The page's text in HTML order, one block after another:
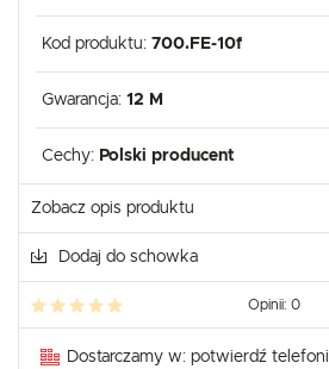
Kod produktu: 700.FE-10f
Gwarancja: 12 M
Cechy: Polski producent
Zobacz opis produktu
Dodaj do schowka
Opinii: 0
Dostarczamy w: potwierdź